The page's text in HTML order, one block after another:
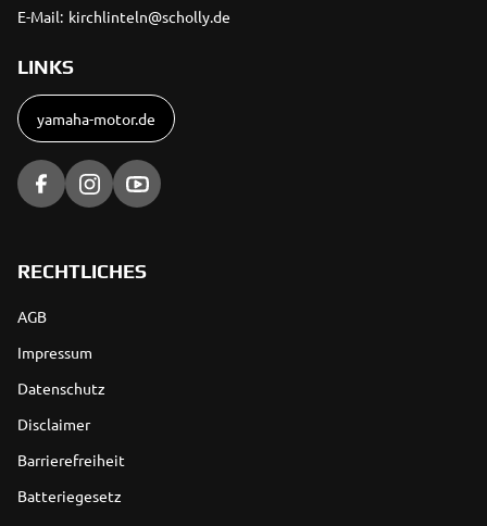
E-Mail: kirchlinteln@scholly.de
LINKS
yamaha-motor.de
RECHTLICHES
AGB
Impressum
Datenschutz
Disclaimer
Barrierefreiheit
Batteriegesetz